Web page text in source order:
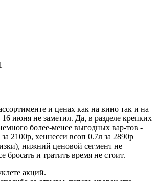
и ценах как на вино так и на
июня не заметил. Да, в разделе крепких
более-менее выгодных вар-тов -
2100р, хеннесси всоп 0.7л за 2890р
нижний ценовой сегмент не
бросать и тратить время не стоит.
акций.